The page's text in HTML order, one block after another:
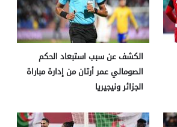
الكشف عن سبب استبعاد الحكم
الصومالي عمر أرتان من إدارة مباراة
الجزائر ونيجيريا